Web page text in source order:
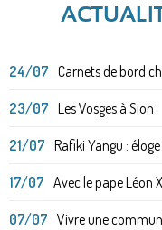
24/07 Carnets de bord
23/07 Les Vosges à Sion
21/07 Rafiki Yangu :
17/07 Avec le pape Léon
07/07 Vivre une